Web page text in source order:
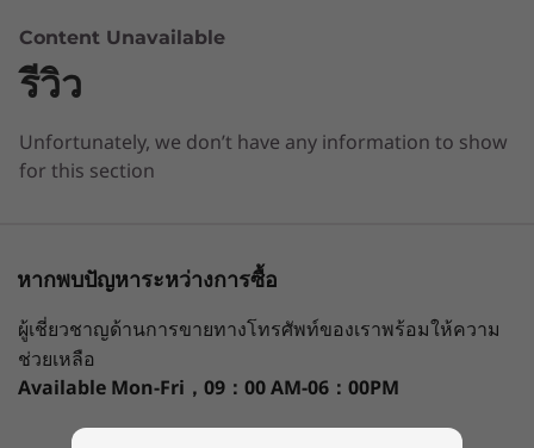
ThinkCentre M70t Tower ได้รับการออกแบบมา
เพื่อช่วยคุณจัดการรายการที่ต้องทำให้รวดเร็วและมี
ประสิทธิภาพ ด้วยพลังจากโพรเซสเซอร์ 10th Gen
Intel®Core™ และหน่วยความจำแบบ DDR4
ความเร็วสูงเพื่อรองรับความต้องการของงานแบบ
มัลติทาสก์และการวิเคราะห์ข้อมูลระดับสูง พร้อม
ช่วยเร่งพลังผลิตผลงานด้านดีไซน์ด้วยกราฟิกแบบ
Operating System
Windows 10 Home 64
Windows 10 Pro 64 - Lenovo recommends
Windows 10 Pro for businessWindows 10 IoT
Up to 32GB
Storage
Dual storage: SSD + HDD
What specs do you want to compare?
หน่วยประมวลผล ระบบปฏิบัติการ กราฟิก หน่ว
ThinkCentre
M70t
Lenovo
ThinkCentre
M90t Gen 6
(35)
M75t
Content Unavailable
รีวิว
Unfortunately, we don’t have any information to show
for this section
หากพบปัญหาระหว่างการซื้อ
ผู้เชี่ยวชาญด้านการขายทางโทรศัพท์ของเราพร้อมให้ความ
ช่วยเหลือ
Available Mon-Fri，09：00 AM-06：00PM